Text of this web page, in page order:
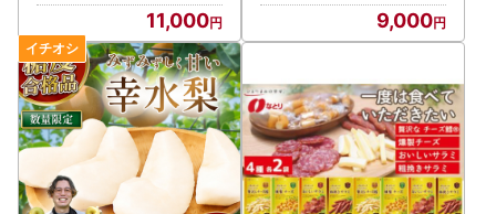
11,000 9,000